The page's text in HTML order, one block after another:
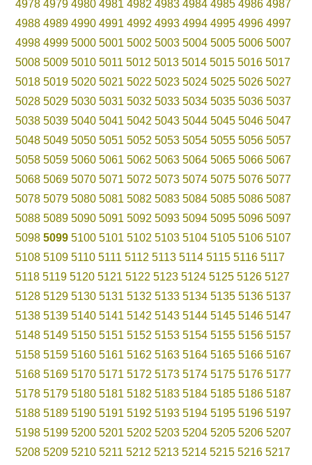
4978 4979 4980 4981 4982 4983 4984 4985 4986 4987
4988 4989 4990 4991 4992 4993 4994 4995 4996 4997
4998 4999 5000 5001 5002 5003 5004 5005 5006 5007
5008 5009 5010 5011 5012 5013 5014 5015 5016 5017
5018 5019 5020 5021 5022 5023 5024 5025 5026 5027
5028 5029 5030 5031 5032 5033 5034 5035 5036 5037
5038 5039 5040 5041 5042 5043 5044 5045 5046 5047
5048 5049 5050 5051 5052 5053 5054 5055 5056 5057
5058 5059 5060 5061 5062 5063 5064 5065 5066 5067
5068 5069 5070 5071 5072 5073 5074 5075 5076 5077
5078 5079 5080 5081 5082 5083 5084 5085 5086 5087
5088 5089 5090 5091 5092 5093 5094 5095 5096 5097
5098 5099 5100 5101 5102 5103 5104 5105 5106 5107
5108 5109 5110 5111 5112 5113 5114 5115 5116 5117
5118 5119 5120 5121 5122 5123 5124 5125 5126 5127
5128 5129 5130 5131 5132 5133 5134 5135 5136 5137
5138 5139 5140 5141 5142 5143 5144 5145 5146 5147
5148 5149 5150 5151 5152 5153 5154 5155 5156 5157
5158 5159 5160 5161 5162 5163 5164 5165 5166 5167
5168 5169 5170 5171 5172 5173 5174 5175 5176 5177
5178 5179 5180 5181 5182 5183 5184 5185 5186 5187
5188 5189 5190 5191 5192 5193 5194 5195 5196 5197
5198 5199 5200 5201 5202 5203 5204 5205 5206 5207
5208 5209 5210 5211 5212 5213 5214 5215 5216 5217